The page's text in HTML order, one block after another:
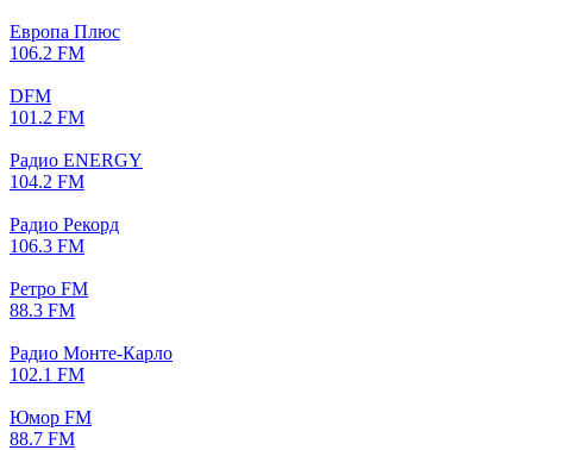
Европа Плюс
106.2 FM
DFM
101.2 FM
Радио ENERGY
104.2 FM
Радио Рекорд
106.3 FM
Ретро FM
88.3 FM
Радио Монте-Карло
102.1 FM
Юмор FM
88.7 FM